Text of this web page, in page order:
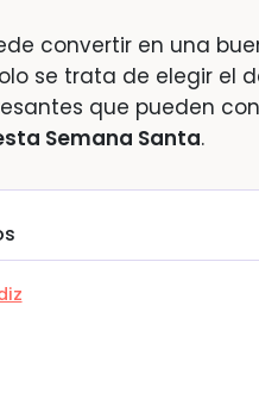
convertir en una
se trata de elegir el
que pueden
Semana Santa.